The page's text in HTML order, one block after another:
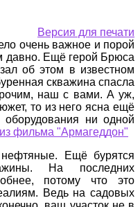
Версия для печати
очень важное и порой
давно. Ещё герой Брюса
об этом в известном
скважина спасла
наш с вами. А уж,
то из него ясна ещё
оборудования ни одной
Ещё бурятся
На последних
потому что это
Ведь на садовых